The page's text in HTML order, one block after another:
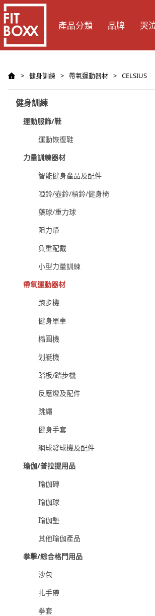
產品分類 品牌 哭
> 健身訓練 > 帶氧運動器材 > CELSIUS
健身訓練
運動服飾/鞋
運動恢復鞋
力量訓練器材
智能健身產品及配件
啞鈴/壺鈴/槓鈴/健身椅
藥球/重力球
阻力帶
負重配戴
小型力量訓練
帶氧運動器材
跑步機
健身單車
橢圓機
划艇機
踏板/踏步機
反應燈及配件
跳繩
健身手套
網球發球機及配件
瑜伽/普拉提用品
瑜伽磚
瑜伽球
瑜伽墊
其他瑜伽產品
拳擊/綜合格鬥用品
沙包
扎手帶
拳套